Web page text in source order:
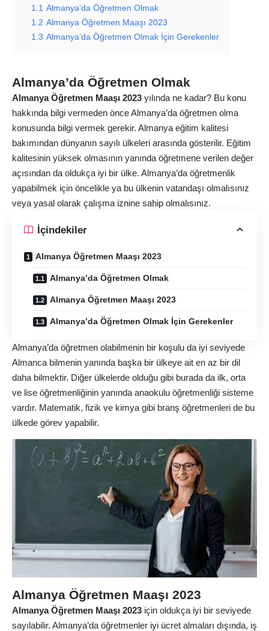
1.1 Almanya’da Öğretmen Olmak
1.2 Almanya Öğretmen Maaşı 2023
1.3 Almanya’da Öğretmen Olmak İçin Gerekenler
Almanya’da Öğretmen Olmak
Almanya Öğretmen Maaşı 2023 yılında ne kadar? Bu konu
hakkında bilgi vermeden önce Almanya’da öğretmen olma
konusunda bilgi vermek gerekir. Almanya eğitim kalitesi
bakımından dünyanın sayılı ülkeleri arasında gösterilir. Eğitim
kalitesinin yüksek olmasının yanında öğretmene verilen değer
açısından da oldukça iyi bir ülke. Almanya’da öğretmenlik
yapabilmek için öncelikle ya bu ülkenin vatandaşı olmalısınız
veya yasal olarak çalışma iznine sahip olmalısınız.
İçindekiler
Almanya Öğretmen Maaşı 2023
Almanya’da Öğretmen Olmak
Almanya Öğretmen Maaşı 2023
Almanya’da Öğretmen Olmak İçin Gerekenler
Almanya’da öğretmen olabilmenin bir koşulu da iyi seviyede
Almanca bilmenin yanında başka bir ülkeye ait en az bir dil
daha bilmektir. Diğer ülkelerde olduğu gibi burada da ilk, orta
ve lise öğretmenliğinin yanında anaokulu öğretmenliği sisteme
vardır. Matematik, fizik ve kimya gibi branş öğretmenleri de bu
ülkede görev yapabilir.
Almanya Öğretmen Maaşı 2023
Almanya Öğretmen Maaşı 2023 için oldukça iyi bir seviyede
sayılabilir. Almanya’da öğretmenler iyi ücret almaları dışında, iş